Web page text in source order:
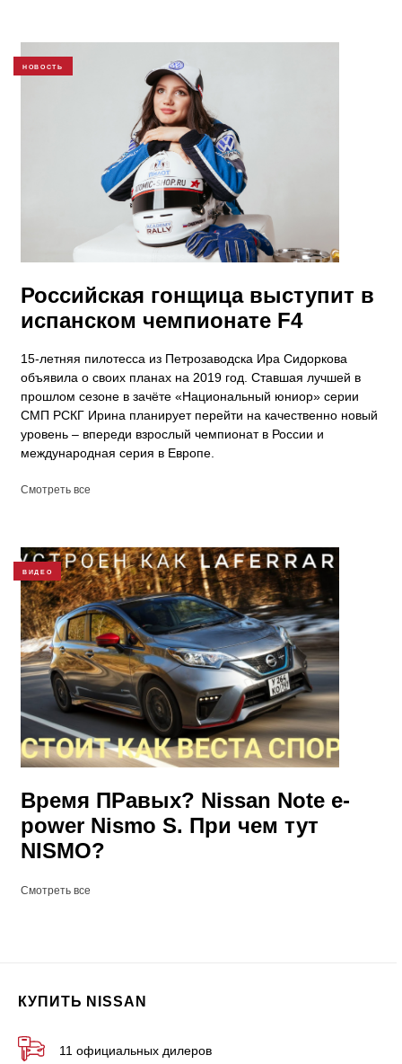
НОВОСТЬ
Российская гонщица выступит в
испанском чемпионате F4
15-летняя пилотесса из Петрозаводска Ира Сидоркова
объявила о своих планах на 2019 год. Ставшая лучшей в
прошлом сезоне в зачёте «Национальный юниор» серии
СМП РСКГ Ирина планирует перейти на качественно новый
уровень – впереди взрослый чемпионат в России и
международная серия в Европе.
Смотреть все
ВИДЕО
Время ПРавых? Nissan Note e-
power Nismo S. При чем тут
NISMO?
Смотреть все
КУПИТЬ NISSAN
11 официальных дилеров